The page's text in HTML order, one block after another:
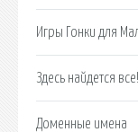
Игры Гонки для
Здесь найдется все!.
Доменные имена